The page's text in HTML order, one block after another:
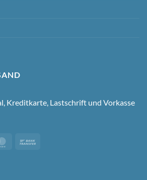
Kreditkarte, Lastschrift und Vorkasse
MasterCard